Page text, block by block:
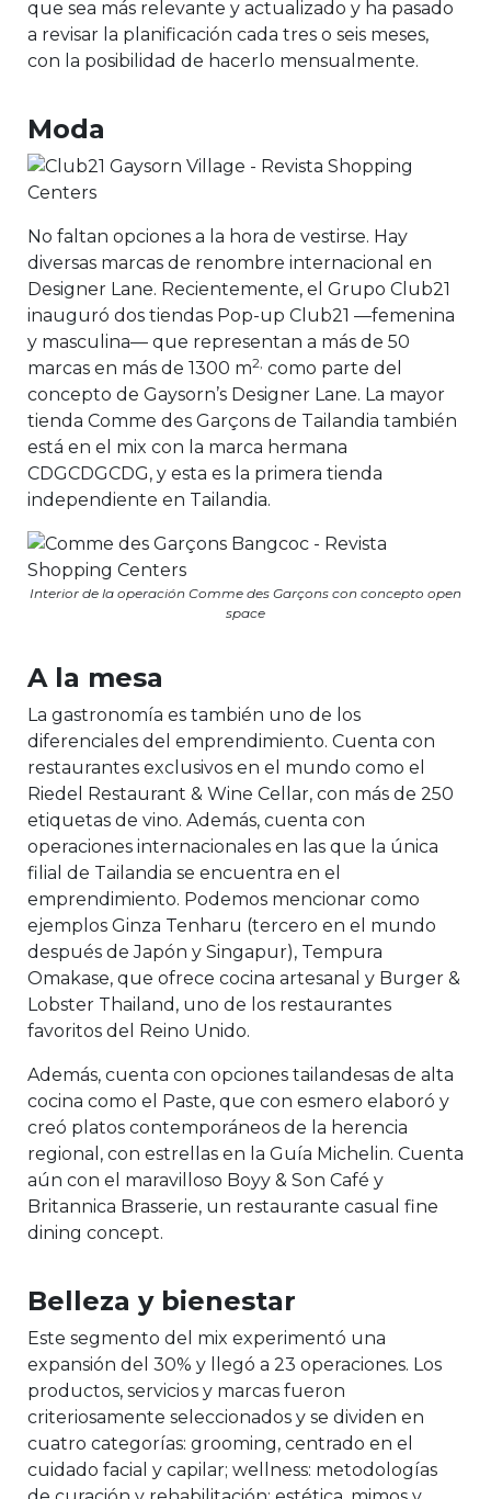
que sea más relevante y actualizado y ha pasado
a revisar la planificación cada tres o seis meses,
con la posibilidad de hacerlo mensualmente.
Moda
No faltan opciones a la hora de vestirse. Hay
diversas marcas de renombre internacional en
Designer Lane. Recientemente, el Grupo Club21
inauguró dos tiendas Pop-up Club21 —femenina
y masculina— que representan a más de 50
marcas en más de 1300 m2, como parte del
concepto de Gaysorn’s Designer Lane. La mayor
tienda Comme des Garçons de Tailandia también
está en el mix con la marca hermana
CDGCDGCDG, y esta es la primera tienda
independiente en Tailandia.
Interior de la operación Comme des Garçons con concepto open
space
A la mesa
La gastronomía es también uno de los
diferenciales del emprendimiento. Cuenta con
restaurantes exclusivos en el mundo como el
Riedel Restaurant & Wine Cellar, con más de 250
etiquetas de vino. Además, cuenta con
operaciones internacionales en las que la única
filial de Tailandia se encuentra en el
emprendimiento. Podemos mencionar como
ejemplos Ginza Tenharu (tercero en el mundo
después de Japón y Singapur), Tempura
Omakase, que ofrece cocina artesanal y Burger &
Lobster Thailand, uno de los restaurantes
favoritos del Reino Unido.
Además, cuenta con opciones tailandesas de alta
cocina como el Paste, que con esmero elaboró y
creó platos contemporáneos de la herencia
regional, con estrellas en la Guía Michelin. Cuenta
aún con el maravilloso Boyy & Son Café y
Britannica Brasserie, un restaurante casual fine
dining concept.
Belleza y bienestar
Este segmento del mix experimentó una
expansión del 30% y llegó a 23 operaciones. Los
productos, servicios y marcas fueron
criteriosamente seleccionados y se dividen en
cuatro categorías: grooming, centrado en el
cuidado facial y capilar; wellness: metodologías